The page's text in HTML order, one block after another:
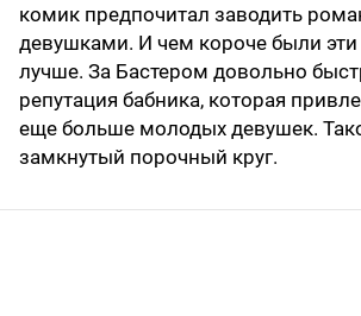
комик предпочитал заводить
девушками. И чем короче были
лучше. За Бастером довольно
репутация бабника, которая
еще больше молодых девушек.
замкнутый порочный круг.